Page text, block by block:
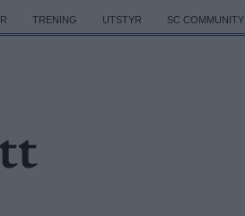
TRENING UTSTYR SC COMMUNITY